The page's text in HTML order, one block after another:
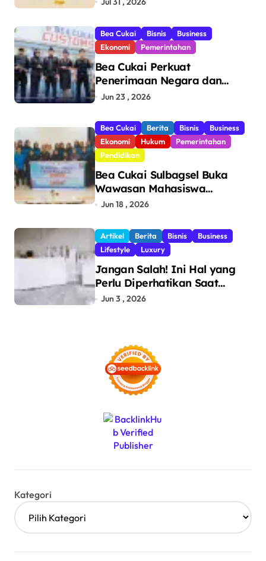
Bea Cukai Bisnis
Business
Ekonomi
Pemerintahan
Bea Cukai Perkuat
Penerimaan Negara dan
Pengawasan, Setor Rp123,8
Jun 23 , 2026
Bea Cukai Berita Bisnis
Business
Ekonomi
Hukum
Pemerintahan
Pendidikan
Bea Cukai Sulbagsel Buka
Wawasan Mahasiswa
Politeknik Bosowa tentang
dan Pencegahan Barang
Ilegal
Jun 18 , 2026
Artikel Berita Bisnis
Business
Lifestyle
Luxury
Jangan Salah! Ini Hal yang
Perlu Diperhatikan Saat
Pasang Big Slab
Jun 3 , 2026
Kategori